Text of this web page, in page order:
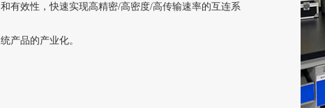
和有效性，快速实现高精密/高密度/高传输速率的互连系
统产品的产业化。